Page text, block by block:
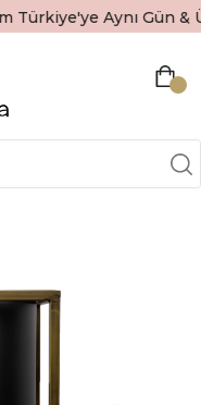
Aynı Gün &